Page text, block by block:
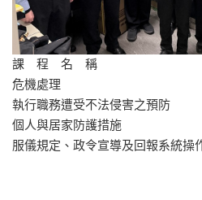
課 程 名 稱
危機處理
執行職務遭受不法侵害之預防
個人與居家防護措施
服儀規定、政令宣導及回報系統操